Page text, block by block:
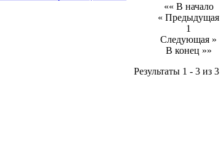
«« В начало
« Предыдущая
1
Следующая »
В конец »»
Результаты 1 - 3 из 3